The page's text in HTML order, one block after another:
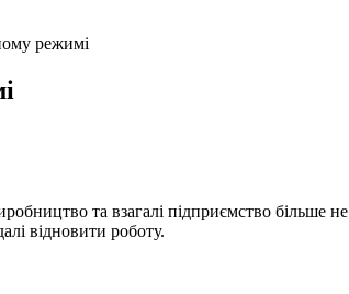
режимі
та взагалі підприємство більше не
відновити роботу.